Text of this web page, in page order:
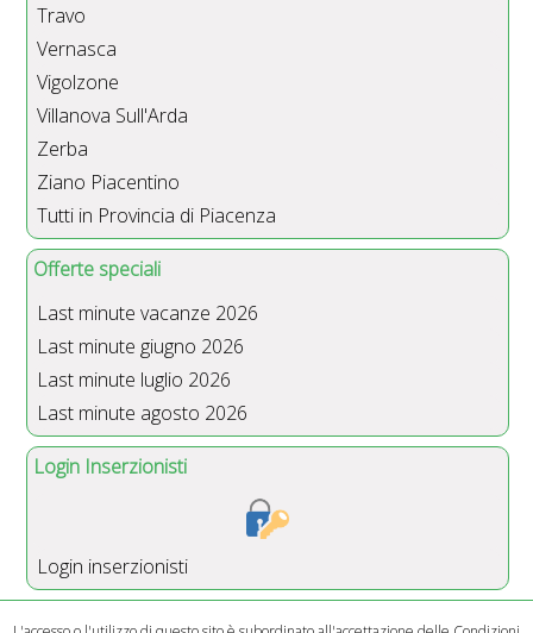
Travo
Vernasca
Vigolzone
Villanova Sull'Arda
Zerba
Ziano Piacentino
Tutti in Provincia di Piacenza
Offerte speciali
Last minute vacanze 2026
Last minute giugno 2026
Last minute luglio 2026
Last minute agosto 2026
Login Inserzionisti
Login inserzionisti